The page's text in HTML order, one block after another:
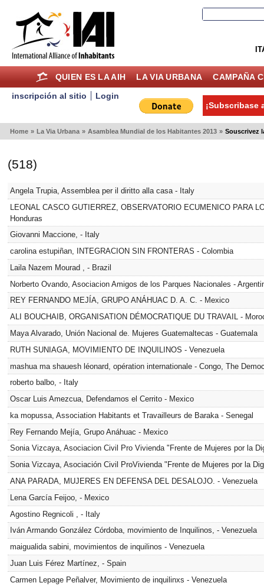
QUIEN ES LA AIH LA VIA URBANA CAMPAÑA
inscripción al sitio
Login
¡Subscribase
Home » La Via Urbana » Asamblea Mundial de los Habitantes 2013 » Souscrivez
(518)
Angela Trupia, Assemblea per il diritto alla casa - Italy
LEONAL CASCO GUTIERREZ, OBSERVATORIO ECUMENICO PARA
Honduras
Giovanni Maccione, - Italy
carolina estupiñan, INTEGRACION SIN FRONTERAS - Colombia
Laila Nazem Mourad , - Brazil
Norberto Ovando, Asociacion Amigos de los Parques Nacionales -
REY FERNANDO MEJÍA, GRUPO ANÁHUAC D. A. C. - Mexico
ALI BOUCHAIB, ORGANISATION DÉMOCRATIQUE DU TRAVAIL -
Maya Alvarado, Unión Nacional de. Mujeres Guatemaltecas - Guatemala
RUTH SUNIAGA, MOVIMIENTO DE INQUILINOS - Venezuela
mashua ma shauesh léonard, opération internationale - Congo, The
roberto balbo, - Italy
Oscar Luis Amezcua, Defendamos el Cerrito - Mexico
ka mopussa, Association Habitants et Travailleurs de Baraka - Senegal
Rey Fernando Mejía, Grupo Anáhuac - Mexico
Sonia Vizcaya, Asociacion Civil Pro Vivienda "Frente de Mujeres por la
Sonia Vizcaya, Asociación Civil ProVivienda "Frente de Mujeres por la
ANA PARADA, MUJERES EN DEFENSA DEL DESALOJO. - Venezuela
Lena García Feijoo, - Mexico
Agostino Regnicoli , - Italy
Iván Armando González Córdoba, movimiento de Inquilinos, - Venezuela
maigualida sabini, movimientos de inquilinos - Venezuela
Juan Luis Férez Martínez, - Spain
Carmen Lepage Peñalver, Movimiento de inquilinxs - Venezuela